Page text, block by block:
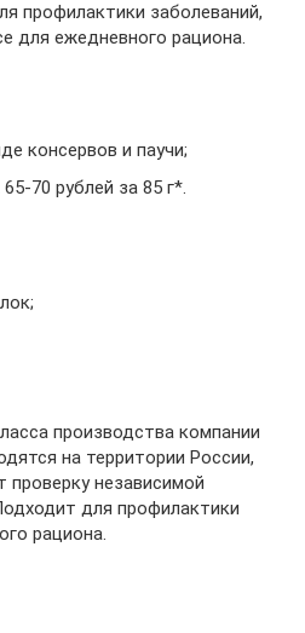
профилактики заболеваний,
для ежедневного рациона.
консервов и паучи;
70 рублей за 85 г*.
производства компании
на территории России,
проверку независимой
для профилактики
рациона.